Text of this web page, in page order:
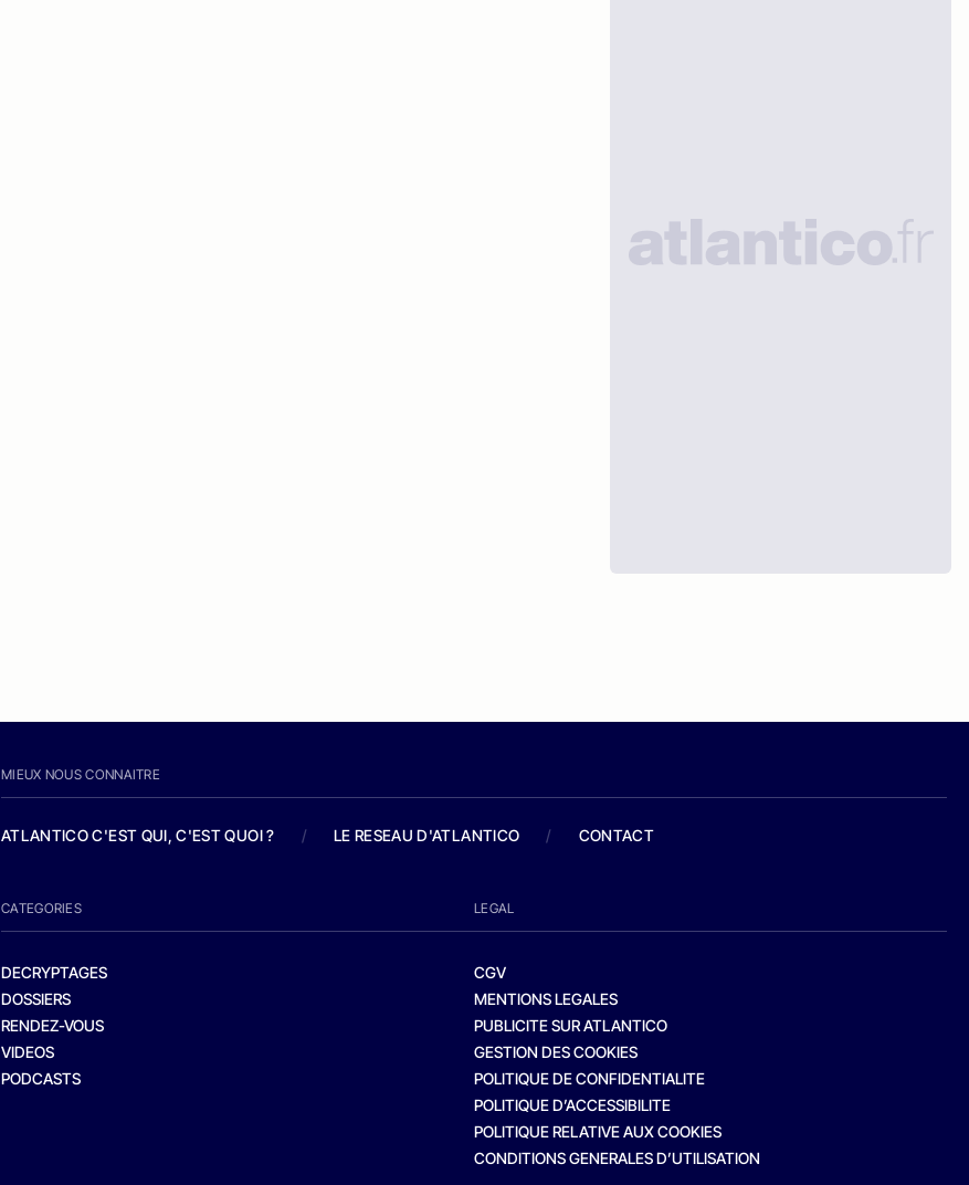
MIEUX NOUS CONNAITRE
ATLANTICO C'EST QUI, C'EST QUOI ? / LE RESEAU D'ATLANTICO / CONTACT
CATEGORIES
DECRYPTAGES
DOSSIERS
RENDEZ-VOUS
VIDEOS
PODCASTS
LEGAL
CGV
MENTIONS LEGALES
PUBLICITE SUR ATLANTICO
GESTION DES COOKIES
POLITIQUE DE CONFIDENTIALITE
POLITIQUE D’ACCESSIBILITE
POLITIQUE RELATIVE AUX COOKIES
CONDITIONS GENERALES D’UTILISATION